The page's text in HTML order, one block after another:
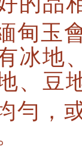
甸玉
冰地
、豆
勻，